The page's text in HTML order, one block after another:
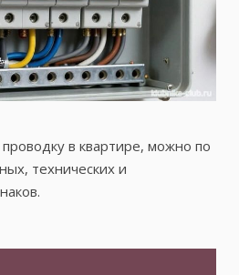
в квартире, можно по
технических и